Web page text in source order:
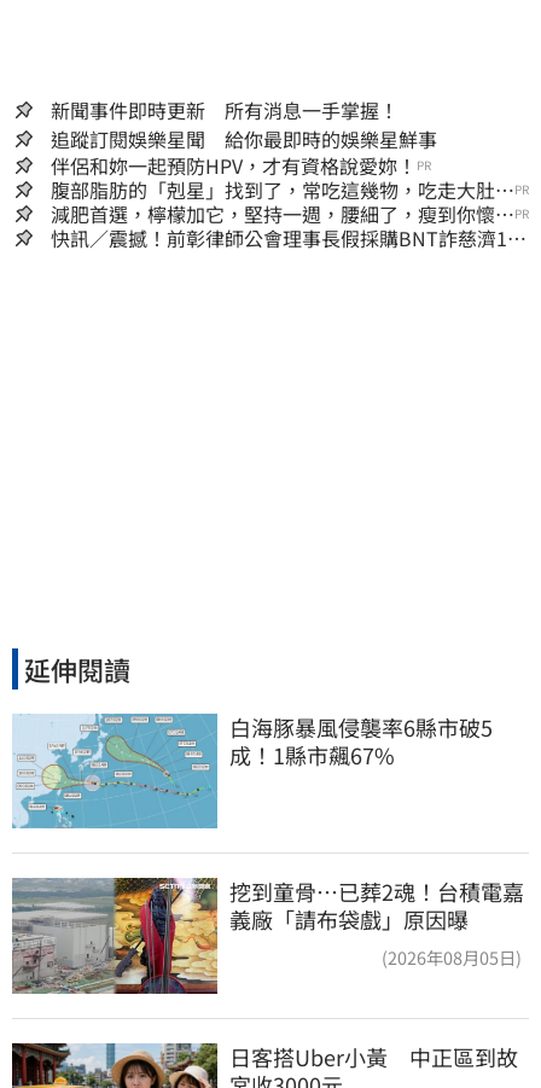
新聞事件即時更新 所有消息一手掌握！
追蹤訂閱娛樂星聞 給你最即時的娛樂星鮮事
伴侶和妳一起預防HPV，才有資格說愛妳！ PR
腹部脂肪的「剋星」找到了，常吃這幾物，吃走大肚
囊，瘦出小蠻腰
PR
減肥首選，檸檬加它，堅持一週，腰細了，瘦到你懷疑
人生
PR
快訊／震撼！前彰律師公會理事長假採購BNT詐慈濟10
延伸閱讀
白海豚暴風侵襲率6縣市破5
成！1縣市飆67%
挖到童骨…已葬2魂！台積電嘉
義廠「請布袋戲」原因曝
(2026年08月05日)
日客搭Uber小黃　中正區到故